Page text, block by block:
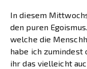
In diesem
den puren
welche die
habe ich zumindest
ihr das vielleicht